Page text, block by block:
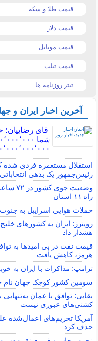
قیمت طلا و سکه
قیمت دلار
قیمت موبایل
قیمت تبلت
تیتر روزنامه ها
آخرین اخبار ایران و
آقای
استقلال مستعمره فردی شده
رئیس‌جمهور یک بدهی
وضعیت
راه ۱۱ استان
حملات هوایی اسراییل به جنوب
رویترز: ایران به کشورهای
هشدار داد
قیمت نفت در پی امیدها به
هرمز، کاهش یافت
ترامپ: مذاکرات با ایران به
سومین کشور کوچک جهان نام
بقایی: توافق با عمان
کشتی‌های عبوری نیست
آمریکا تحریم‌های اعمال‌شده
حذف کرد